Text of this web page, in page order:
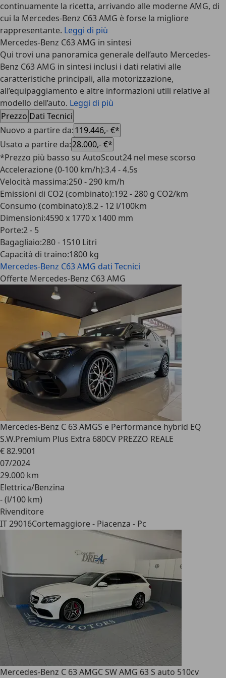
continuamente la ricetta, arrivando alle moderne AMG, di
cui la Mercedes-Benz C63 AMG è forse la migliore
rappresentante. Leggi di più
Mercedes-Benz C63 AMG in sintesi
Qui trovi una panoramica generale dell’auto Mercedes-
Benz C63 AMG in sintesi inclusi i dati relativi alle
caratteristiche principali, alla motorizzazione,
all’equipaggiamento e altre informazioni utili relative al
modello dell’auto. Leggi di più
Prezzo Dati Tecnici
Nuovo a partire da:119.446,- €*
Usato a partire da:28.000,- €*
*Prezzo più basso su AutoScout24 nel mese scorso
Accelerazione (0-100 km/h):3.4 - 4.5s
Velocità massima:250 - 290 km/h
Emissioni di CO2 (combinato):192 - 280 g CO2/km
Consumo (combinato):8.2 - 12 l/100km
Dimensioni:4590 x 1770 x 1400 mm
Porte:2 - 5
Bagagliaio:280 - 1510 Litri
Capacità di traino:1800 kg
Mercedes-Benz C63 AMG dati Tecnici
Offerte Mercedes-Benz C63 AMG
Mercedes-Benz C 63 AMGS e Performance hybrid EQ
S.W.Premium Plus Extra 680CV PREZZO REALE
€ 82.9001
07/2024
29.000 km
Elettrica/Benzina
- (l/100 km)
Rivenditore
IT 29016Cortemaggiore - Piacenza - Pc
Mercedes-Benz C 63 AMGC SW AMG 63 S auto 510cv